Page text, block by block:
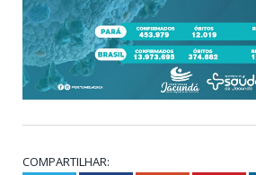
COMPARTILHAR: